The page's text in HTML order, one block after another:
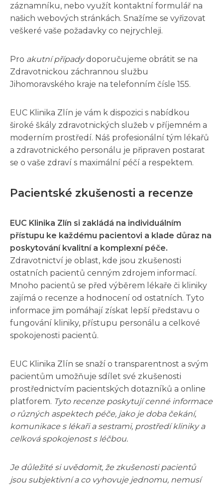
záznamníku, nebo využít kontaktní formulář na
našich webových stránkách. Snažíme se vyřizovat
veškeré vaše požadavky co nejrychleji.
Pro akutní případydoporučujeme obrátit se na
Zdravotnickou záchrannou službu
Jihomoravského kraje na telefonním čísle 155.
EUC Klinika Zlín je vám k dispozici s nabídkou
široké škály zdravotnických služeb v příjemném a
moderním prostředí. Náš profesionální tým lékařů
a zdravotnického personálu je připraven postarat
se o vaše zdraví s maximální péčí a respektem.
Pacientské zkušenosti a recenze
EUC Klinika Zlín si zakládá na individuálním
přístupu ke každému pacientovi a klade důraz na
poskytování kvalitní a komplexní péče.
Zdravotnictví je oblast, kde jsou zkušenosti
ostatních pacientů cenným zdrojem informací.
Mnoho pacientů se před výběrem lékaře či kliniky
zajímá o recenze a hodnocení od ostatních. Tyto
informace jim pomáhají získat lepší představu o
fungování kliniky, přístupu personálu a celkové
spokojenosti pacientů.
EUC Klinika Zlín se snaží o transparentnost a svým
pacientům umožňuje sdílet své zkušenosti
prostřednictvím pacientských dotazníků a online
platforem. Tyto recenze poskytují cenné informace
o různých aspektech péče, jako je doba čekání,
komunikace s lékaři a sestrami, prostředí kliniky a
celková spokojenost s léčbou.
Je důležité si uvědomit, že zkušenosti pacientů
jsou subjektivní a co vyhovuje jednomu, nemusí